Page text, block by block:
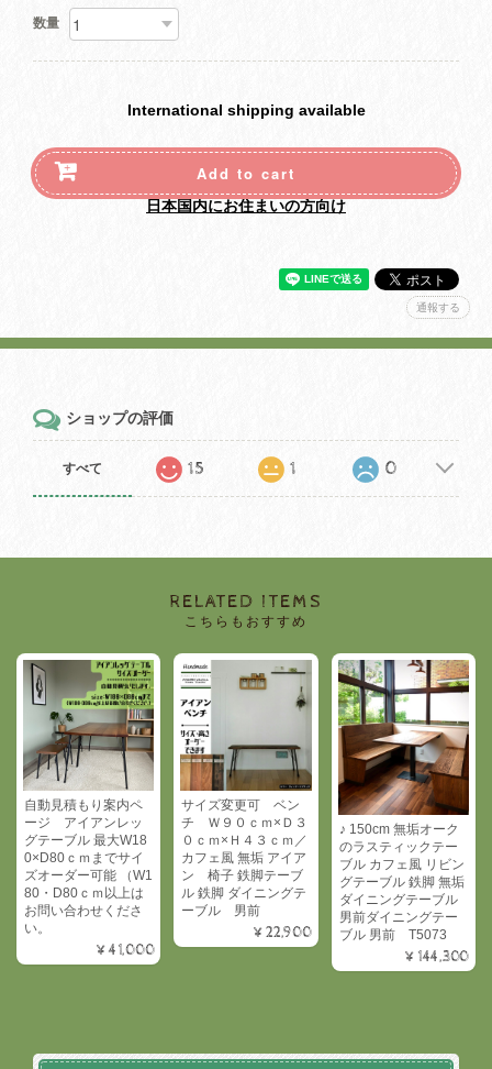
数量
International shipping available
Add to cart
日本国内にお住まいの方向け
通報する
ショップの評価
すべて 15 1 0
RELATED ITEMS
こちらもおすすめ
自動見積もり案内ペ
ージ アイアンレッ
グテーブル 最大W18
0×D80ｃｍまでサイ
ズオーダー可能 （W1
80・D80ｃｍ以上は
お問い合わせくださ
い。
¥41,000
サイズ変更可 ベン
チ Ｗ９０ｃｍ×Ｄ３
０ｃｍ×Ｈ４３ｃｍ／
カフェ風 無垢 アイア
ン 椅子 鉄脚テーブ
ル 鉄脚 ダイニングテ
ーブル 男前
¥22,900
♪ 150cm 無垢オーク
のラスティックテー
ブル カフェ風 リビン
グテーブル 鉄脚 無垢
ダイニングテーブル
男前ダイニングテー
ブル 男前 T5073
¥144,300